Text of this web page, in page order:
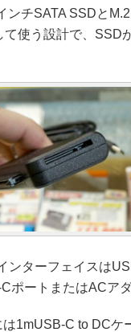
チSATA SSDと
て使う設計で、SSD
ターフェイスは
ポートまたはACア
1mUSB-C to DCケ